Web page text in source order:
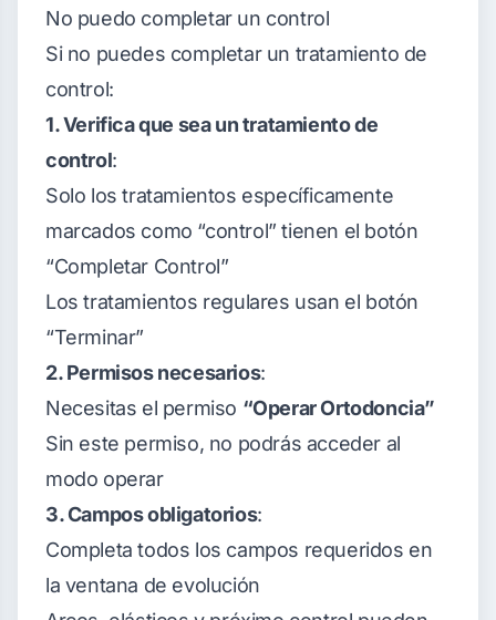
No puedo completar un control
Si no puedes completar un tratamiento de
control:
1. Verifica que sea un tratamiento de
control:
Solo los tratamientos específicamente
marcados como “control” tienen el botón
“Completar Control”
Los tratamientos regulares usan el botón
“Terminar”
2. Permisos necesarios:
Necesitas el permiso “Operar Ortodoncia”
Sin este permiso, no podrás acceder al
modo operar
3. Campos obligatorios:
Completa todos los campos requeridos en
la ventana de evolución